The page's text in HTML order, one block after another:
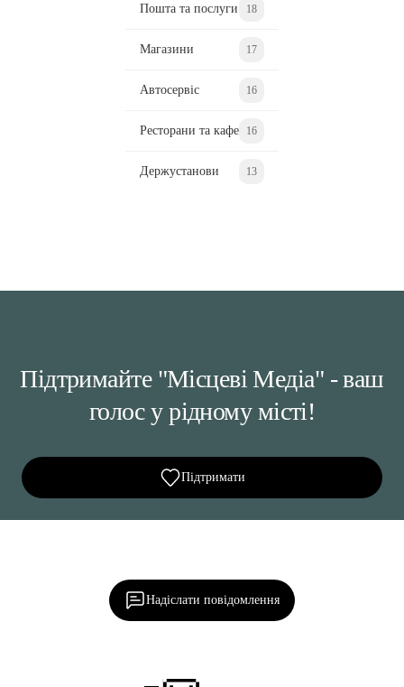
Пошта та послуги 18
Магазини 17
Автосервіс 16
Ресторани та кафе 16
Держустанови 13
Підтримайте "Місцеві Медіа" - ваш
голос у рідному місті!
Підтримати
Надіслати повідомлення